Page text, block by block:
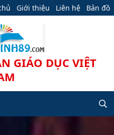
Giới thiệu Liên hệ Bản đồ
GIÁO DỤC VIỆT